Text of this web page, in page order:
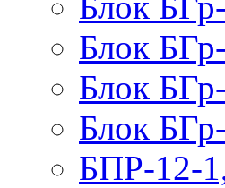
Блок
Блок
Блок
БПР-12-